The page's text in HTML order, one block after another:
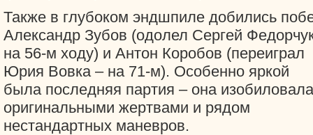
Также в глубоком эндшпиле добились
Александр Зубов (одолел Сергей
на 56-м ходу) и Антон Коробов (переиграл
Юрия Вовка – на 71-м). Особенно яркой
была последняя партия – она изобиловала
оригинальными жертвами и рядом
нестандартных маневров.